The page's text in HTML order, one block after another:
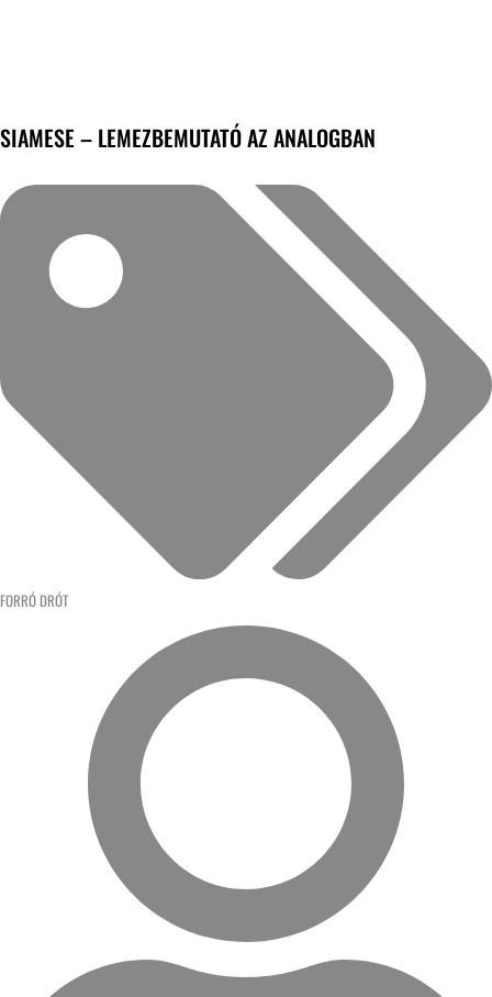
SIAMESE – LEMEZBEMUTATÓ AZ ANALOGBAN
FORRÓ DRÓT